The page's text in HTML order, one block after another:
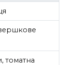
томатна